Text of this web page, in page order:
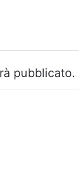
pubblicato.